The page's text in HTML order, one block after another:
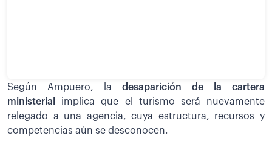
Según Ampuero, la desaparición de la cartera
ministerial
implica que el turismo será nuevamente
relegado a una agencia, cuya estructura, recursos y
competencias aún se desconocen.